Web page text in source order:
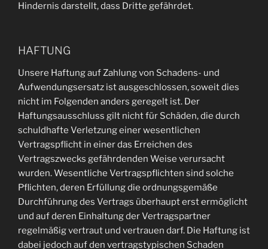
Hindernis darstellt, dass Dritte gefährdet.
HAFTUNG
Unsere Haftung auf Zahlung von Schadens- und
Aufwendungsersatz ist ausgeschlossen, soweit dies
nicht im Folgenden anders geregelt ist. Der
Haftungsausschluss gilt nicht für Schäden, die durch
schuldhafte Verletzung einer wesentlichen
Vertragspflicht in einer das Erreichen des
Vertragszwecks gefährdenden Weise verursacht
wurden. Wesentliche Vertragspflichten sind solche
Pflichten, deren Erfüllung die ordnungsgemäße
Durchführung des Vertrags überhaupt erst ermöglicht
und auf deren Einhaltung der Vertragspartner
regelmäßig vertraut und vertrauen darf. Die Haftung ist
dabei jedoch auf den vertragstypischen Schaden